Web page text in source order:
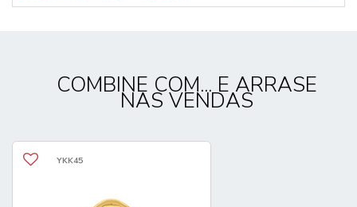
COMBINE COM... E ARRASE
NAS VENDAS
YKK45